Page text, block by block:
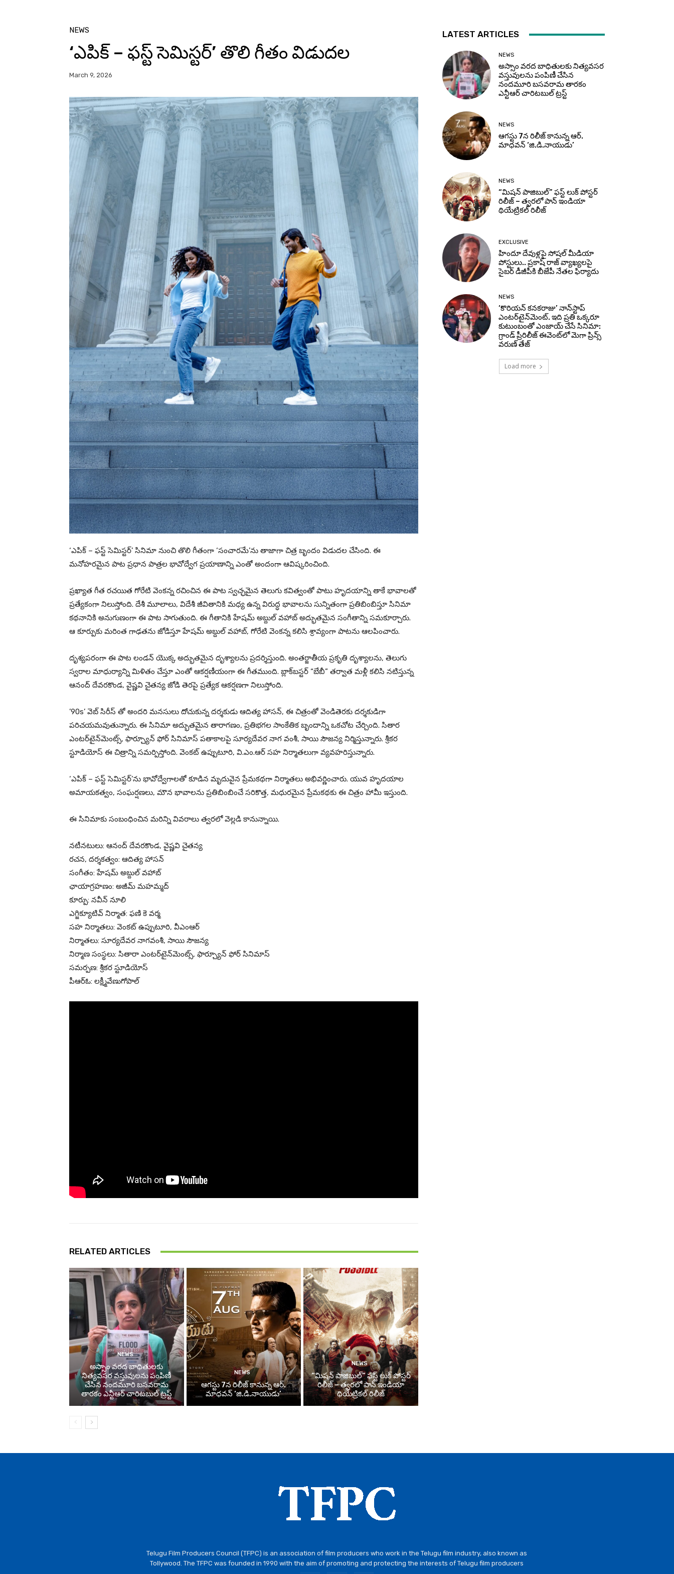
NEWS
‘ఎపిక్ – ఫస్ట్ సెమిస్టర్’ తొలి గీతం విడుదల
March 9, 2026
‘ఎపిక్ – ఫస్ట్ సెమిస్టర్’ సినిమా నుంచి తొలి గీతంగా ‘సంచారమే’ను తాజాగా చిత్ర బృందం విడుదల చేసింది. ఈ
మనోహరమైన పాట ప్రధాన పాత్రల భావోద్వేగ ప్రయాణాన్ని ఎంతో అందంగా ఆవిష్కరించింది.
ప్రఖ్యాత గీత రచయిత గోరేటి వెంకన్న రచించిన ఈ పాట స్వచ్ఛమైన తెలుగు కవిత్వంతో పాటు హృదయాన్ని తాకే భావాలతో
ప్రత్యేకంగా నిలుస్తోంది. దేశీ మూలాలు, విదేశీ జీవితానికి మధ్య ఉన్న విరుద్ధ భావాలను సున్నితంగా ప్రతిబింబిస్తూ సినిమా
కథనానికి అనుగుణంగా ఈ పాట సాగుతుంది. ఈ గీతానికి హేషమ్ అబ్దుల్ వహాబ్ అద్భుతమైన సంగీతాన్ని సమకూర్చారు.
ఆ కూర్పుకు మరింత గాఢతను జోడిస్తూ హేషమ్ అబ్దుల్ వహాబ్, గోరేటి వెంకన్న కలిసి శ్రావ్యంగా పాటను ఆలపించారు.
దృశ్యపరంగా ఈ పాట లండన్ యొక్క అద్భుతమైన దృశ్యాలను ప్రదర్శిస్తుంది. అంతర్జాతీయ ప్రకృతి దృశ్యాలను, తెలుగు
స్వరాల మాధుర్యాన్ని మిళితం చేస్తూ ఎంతో ఆకర్షణీయంగా ఈ గీతముంది. బ్లాక్‌బస్టర్ “బేబీ” తర్వాత మళ్లీ కలిసి నటిస్తున్న
ఆనంద్ దేవరకొండ, వైష్ణవి చైతన్య జోడి తెరపై ప్రత్యేక ఆకర్షణగా నిలుస్తోంది.
’90s’ వెబ్ సిరీస్ తో అందరి మనసులు దోచుకున్న దర్శకుడు ఆదిత్య హాసన్, ఈ చిత్రంతో వెండితెరకు దర్శకుడిగా
పరిచయమవుతున్నారు. ఈ సినిమా అద్భుతమైన తారాగణం, ప్రతిభగల సాంకేతిక బృందాన్ని ఒకచోట చేర్చింది. సితార
ఎంటర్‌టైన్‌మెంట్స్, ఫార్చ్యూన్ ఫోర్ సినిమాస్ పతాకాలపై సూర్యదేవర నాగ వంశీ, సాయి సౌజన్య నిర్మిస్తున్నారు. శ్రీకర
స్టూడియోస్ ఈ చిత్రాన్ని సమర్పిస్తోంది. వెంకట్ ఉప్పుటూరి, వి.ఎం.ఆర్ సహ నిర్మాతలుగా వ్యవహరిస్తున్నారు.
‘ఎపిక్ – ఫస్ట్ సెమిస్టర్’ను భావోద్వేగాలతో కూడిన మృదువైన ప్రేమకథగా నిర్మాతలు అభివర్ణించారు. యువ హృదయాల
అమాయకత్వం, సంఘర్షణలు, మౌన భావాలను ప్రతిబింబించే సరికొత్త, మధురమైన ప్రేమకథకు ఈ చిత్రం హామీ ఇస్తుంది.
ఈ సినిమాకు సంబంధించిన మరిన్ని వివరాలు త్వరలో వెల్లడి కానున్నాయి.
నటీనటులు: ఆనంద్ దేవరకొండ, వైష్ణవి చైతన్య
రచన, దర్శకత్వం: ఆదిత్య హాసన్
సంగీతం: హేషమ్ అబ్దుల్ వహాబ్
ఛాయాగ్రహణం: అజీమ్ మహమ్మద్
కూర్పు: నవీన్ నూలి
ఎగ్జిక్యూటివ్ నిర్మాత: ఫణి కె వర్మ
సహ నిర్మాతలు: వెంకట్ ఉప్పుటూరి, వీఎంఆర్
నిర్మాతలు: సూర్యదేవర నాగవంశీ, సాయి సౌజన్య
నిర్మాణ సంస్థలు: సితారా ఎంటర్‌టైన్‌మెంట్స్, ఫార్చ్యూన్ ఫోర్ సినిమాస్
సమర్పణ: శ్రీకర స్టూడియోస్
పీఆర్ఓ: లక్ష్మీవేణుగోపాల్
RELATED ARTICLES
NEWS
అస్సాం వరద బాధితులకు
నిత్యవసర వస్తువులను పంపిణీ
చేసిన నందమూరి బసవరామ
తారకం ఎన్టీఆర్ చారిటబుల్ ట్రస్ట్
NEWS
ఆగస్టు 7న రిలీజ్ కానున్న ఆర్‌.
మాధవన్‌ ‘జి.డి.నాయుడు’
NEWS
“మిషన్ పాజిబుల్” ఫస్ట్ లుక్ పోస్టర్
రిలీజ్ – త్వరలో పాన్ ఇండియా
థియేట్రికల్ రిలీజ్
LATEST ARTICLES
NEWS
అస్సాం వరద బాధితులకు నిత్యవసర
వస్తువులను పంపిణీ చేసిన
నందమూరి బసవరామ తారకం
ఎన్టీఆర్ చారిటబుల్ ట్రస్ట్
NEWS
ఆగస్టు 7న రిలీజ్ కానున్న ఆర్‌.
మాధవన్‌ ‘జి.డి.నాయుడు’
NEWS
“మిషన్ పాజిబుల్” ఫస్ట్ లుక్ పోస్టర్
రిలీజ్ – త్వరలో పాన్ ఇండియా
థియేట్రికల్ రిలీజ్
EXCLUSIVE
హిందూ దేవుళ్లపై సోషల్ మీడియా
పోస్టులు.. ప్రకాష్ రాజ్ వ్యాఖ్యలపై
సైబర్ డీజీపీకి బీజేపీ నేతల ఫిర్యాదు
NEWS
‘కొరియన్ కనకరాజు’ నాన్‌స్టాప్
ఎంటర్‌టైన్‌మెంట్. ఇది ప్రతి ఒక్కరూ
కుటుంబంతో ఎంజాయ్ చేసే సినిమా:
గ్రాండ్ ప్రీరిలీజ్ ఈవెంట్‌లో మెగా ప్రిన్స్
వరుణ్ తేజ్
Load more
Telugu Film Producers Council (TFPC) is an association of film producers who work in the Telugu film industry, also known as
Tollywood. The TFPC was founded in 1990 with the aim of promoting and protecting the interests of Telugu film producers